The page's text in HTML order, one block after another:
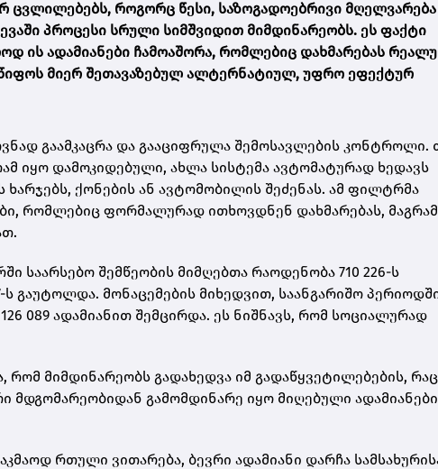
ცვლილებებს, როგორც წესი, საზოგადოებრივი
პროცესი სრული სიმშვიდით მიმდინარეობს. ეს ფაქტი
ის ადამიანები ჩამოაშორა, რომლებიც დახმარებას
მიერ შეთავაზებულ ალტერნატიულ, უფრო ეფექტურ
გაამკაცრა და გააციფრულა შემოსავლების კონტროლი.
იყო დამოკიდებული, ახლა სისტემა ავტომატურად ხედავს
ქონების ან ავტომობილის შეძენას. ამ ფილტრმა
რომლებიც ფორმალურად ითხოვდნენ დახმარებას, მაგრამ
საარსებო შემწეობის მიმღებთა რაოდენობა 710 226-ს
ს გაუტოლდა. მონაცემების მიხედვით, საანგარიშო
089 ადამიანით შემცირდა. ეს ნიშნავს, რომ სოციალურად
რომ მიმდინარეობს გადახედვა იმ გადაწყვეტილებების, რაც
მდგომარეობიდან გამომდინარე იყო მიღებული
რთული ვითარება, ბევრი ადამიანი დარჩა